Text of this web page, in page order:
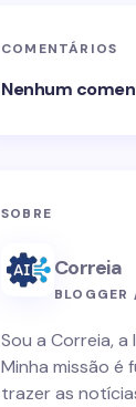
COMENTÁRIOS
Nenhum
SOBRE
Correia
BLOGGER
Sou a Correia,
Minha missão é
trazer as